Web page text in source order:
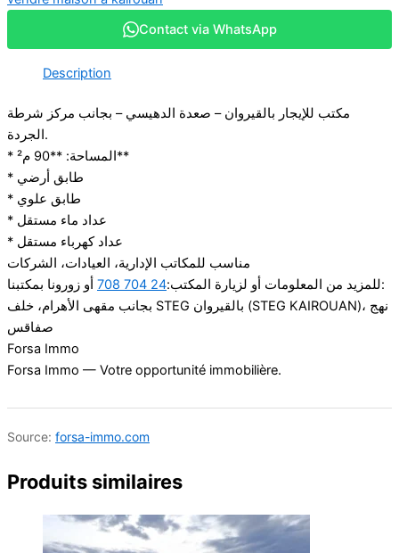
Contact via WhatsApp
Description
مكتب للإيجار بالقيروان – صعدة الدهيسي – بجانب مركز شرطة
الجردة.
* المساحة: **90 م²**
* طابق أرضي
* طابق علوي
* عداد ماء مستقل
* عداد كهرباء مستقل
مناسب للمكاتب الإدارية، العيادات، الشركات
للمزيد من المعلومات أو لزيارة المكتب:24 704 708
أو زورونا بمكتبنا:
بجانب مقهى الأهرام، خلف STEG بالقيروان (STEG KAIROUAN)، نهج
صفاقس
Forsa Immo
Forsa Immo — Votre opportunité immobilière.
Source: forsa-immo.com
Produits similaires